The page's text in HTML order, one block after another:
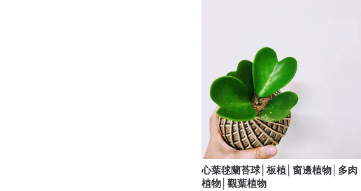
心葉毬蘭苔球│板植│窗邊植物│多肉
植物│觀葉植物